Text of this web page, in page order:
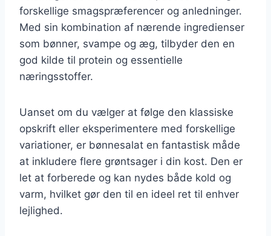
forskellige smagspræferencer og anledninger.
Med sin kombination af nærende ingredienser
som bønner, svampe og æg, tilbyder den en
god kilde til protein og essentielle
næringsstoffer.
Uanset om du vælger at følge den klassiske
opskrift eller eksperimentere med forskellige
variationer, er bønnesalat en fantastisk måde
at inkludere flere grøntsager i din kost. Den er
let at forberede og kan nydes både kold og
varm, hvilket gør den til en ideel ret til enhver
lejlighed.